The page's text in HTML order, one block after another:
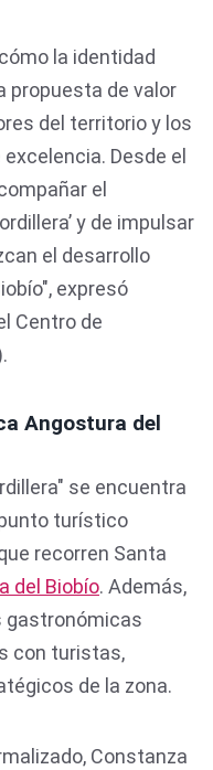
la identidad
propuesta de valor
del territorio y los
Desde el
el
y de impulsar
el desarrollo
expresó
Centro de
Angostura del
se encuentra
turístico
recorren Santa
del Biobío. Además,
gastronómicas
con turistas,
de la zona.
Constanza